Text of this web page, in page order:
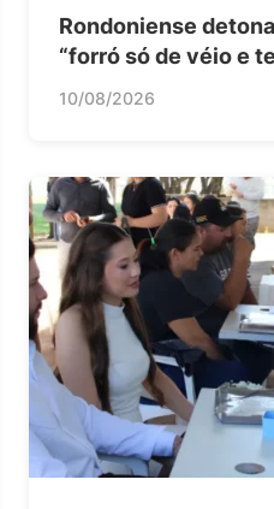
Rondoniense
“forró só de véio e
10/08/2026